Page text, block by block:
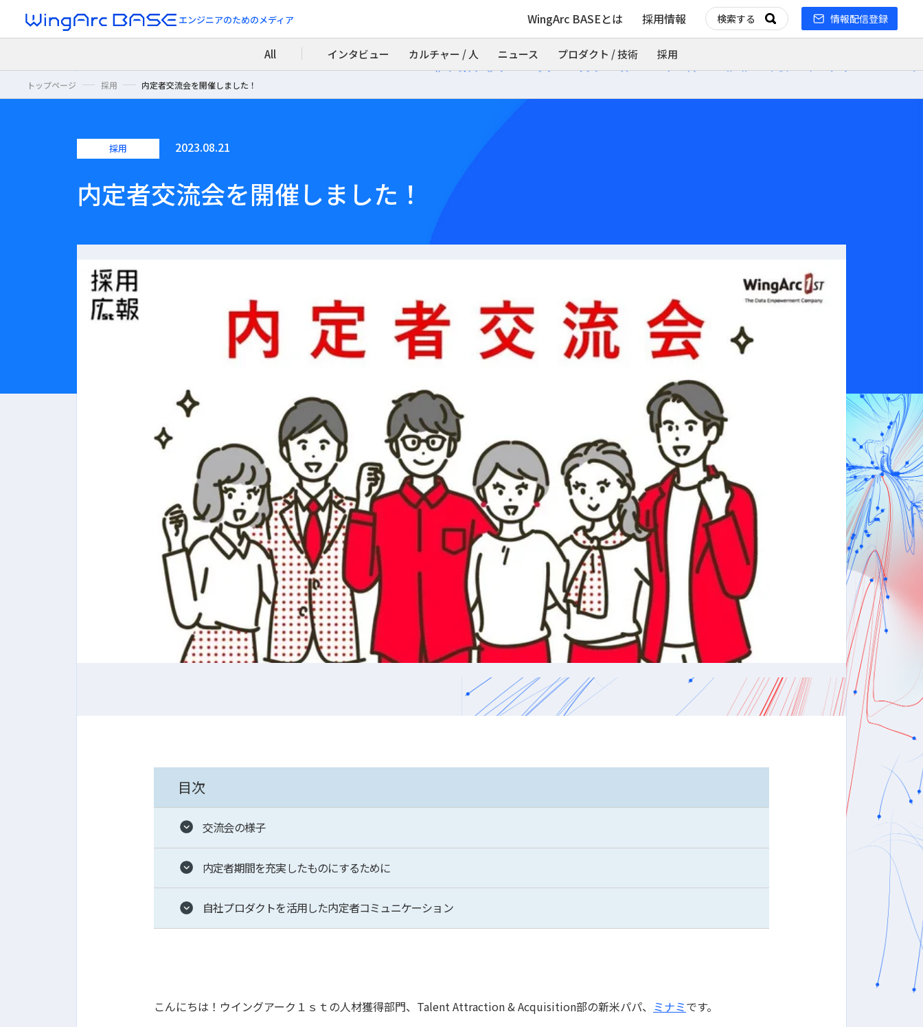
エンジニアのためのメディア
All インタビュー カルチャー / 人 ニュース プロダクト / 技術 採用
WingArc BASEとは 採用情報 情報配信登録
トップページ 採用 内定者交流会を開催しました！
採用 2023.08.21
内定者交流会を開催しました！
目次
交流会の様子
内定者期間を充実したものにするために
自社プロダクトを活用した内定者コミュニケーション
こんにちは！ウイングアーク１ｓｔの人材獲得部門、Talent Attraction & Acquisition部の新米パパ、 ミナミです。